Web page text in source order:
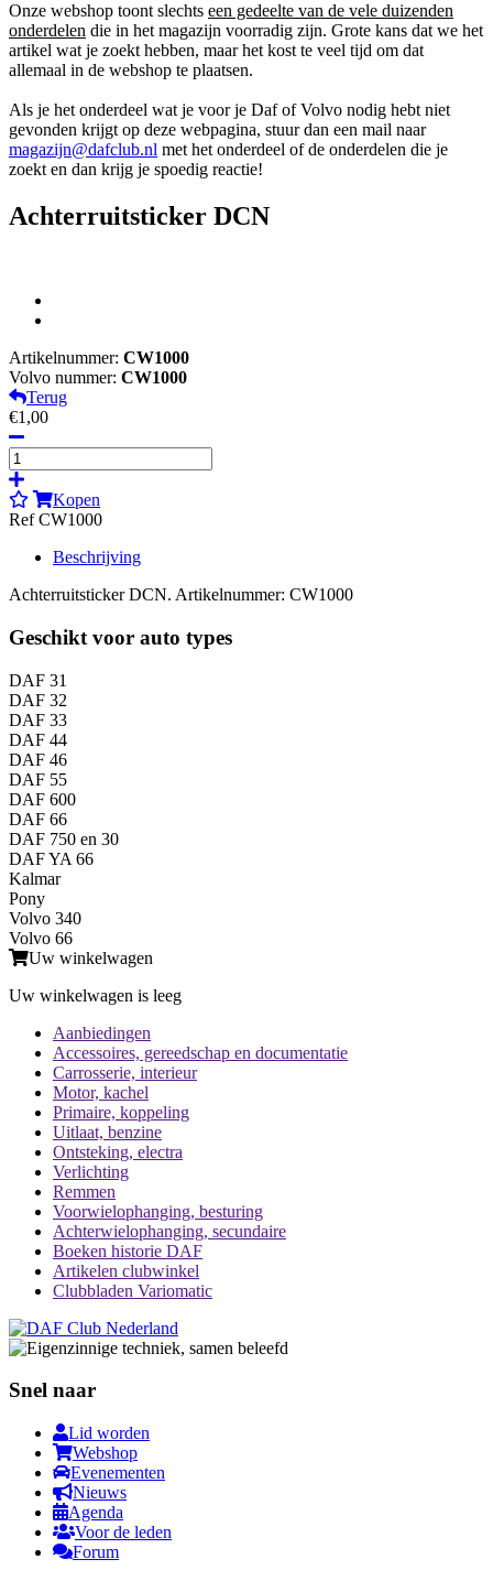
Onze webshop toont slechts een gedeelte van de vele duizenden
onderdelen die in het magazijn voorradig zijn. Grote kans dat we het
artikel wat je zoekt hebben, maar het kost te veel tijd om dat
allemaal in de webshop te plaatsen.
Als je het onderdeel wat je voor je Daf of Volvo nodig hebt niet
gevonden krijgt op deze webpagina, stuur dan een mail naar
magazijn@dafclub.nl met het onderdeel of de onderdelen die je
zoekt en dan krijg je spoedig reactie!
Achterruitsticker DCN
Artikelnummer: CW1000
Volvo nummer: CW1000
Terug
€1,00
Kopen
Ref CW1000
Beschrijving
Achterruitsticker DCN. Artikelnummer: CW1000
Geschikt voor auto types
DAF 31
DAF 32
DAF 33
DAF 44
DAF 46
DAF 55
DAF 600
DAF 66
DAF 750 en 30
DAF YA 66
Kalmar
Pony
Volvo 340
Volvo 66
Uw winkelwagen
Uw winkelwagen is leeg
Aanbiedingen
Accessoires, gereedschap en documentatie
Carrosserie, interieur
Motor, kachel
Primaire, koppeling
Uitlaat, benzine
Ontsteking, electra
Verlichting
Remmen
Voorwielophanging, besturing
Achterwielophanging, secundaire
Boeken historie DAF
Artikelen clubwinkel
Clubbladen Variomatic
Snel naar
Lid worden
Webshop
Evenementen
Nieuws
Agenda
Voor de leden
Forum